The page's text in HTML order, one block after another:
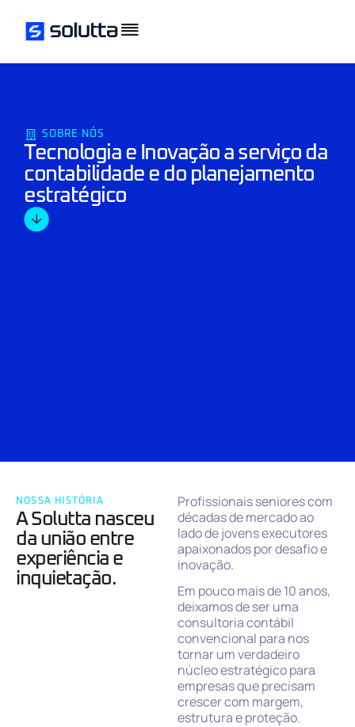
SOBRE NÓS
Tecnologia e Inovação a serviço da
contabilidade e do planejamento
estratégico
NOSSA HISTÓRIA
A Solutta nasceu
da união entre
experiência e
inquietação.
Profissionais seniores com
décadas de mercado ao
lado de jovens executores
apaixonados por desafio e
inovação.
Em pouco mais de 10 anos,
deixamos de ser uma
consultoria contábil
convencional para nos
tornar um verdadeiro
núcleo estratégico para
empresas que precisam
crescer com margem,
estrutura e proteção.